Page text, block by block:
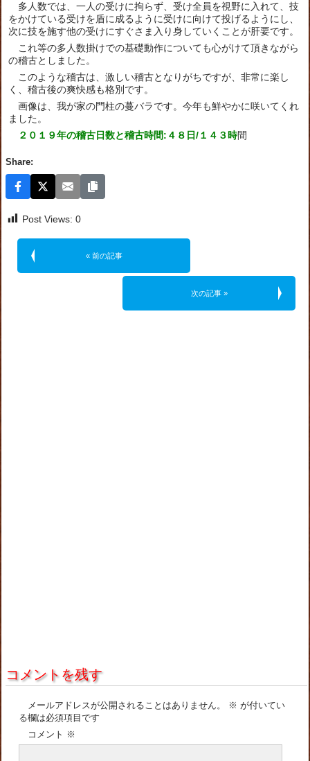
多人数では、一人の受けに拘らず、受け全員を視野に入れて、技
をかけている受けを盾に成るように受けに向けて投げるようにし、
次に技を施す他の受けにすぐさま入り身していくことが肝要です。
これ等の多人数掛けでの基礎動作についても心がけて頂きながら
の稽古としました。
このような稽古は、激しい稽古となりがちですが、非常に楽し
く、稽古後の爽快感も格別です。
画像は、我が家の門柱の蔓バラです。今年も鮮やかに咲いてくれ
ました。
２０１９年の稽古日数と稽古時間:４８日/１４３時間
Share:
Post Views: 0
« 前の記事
次の記事 »
コメントを残す
メールアドレスが公開されることはありません。 ※ が付いてい
る欄は必須項目です
コメント ※